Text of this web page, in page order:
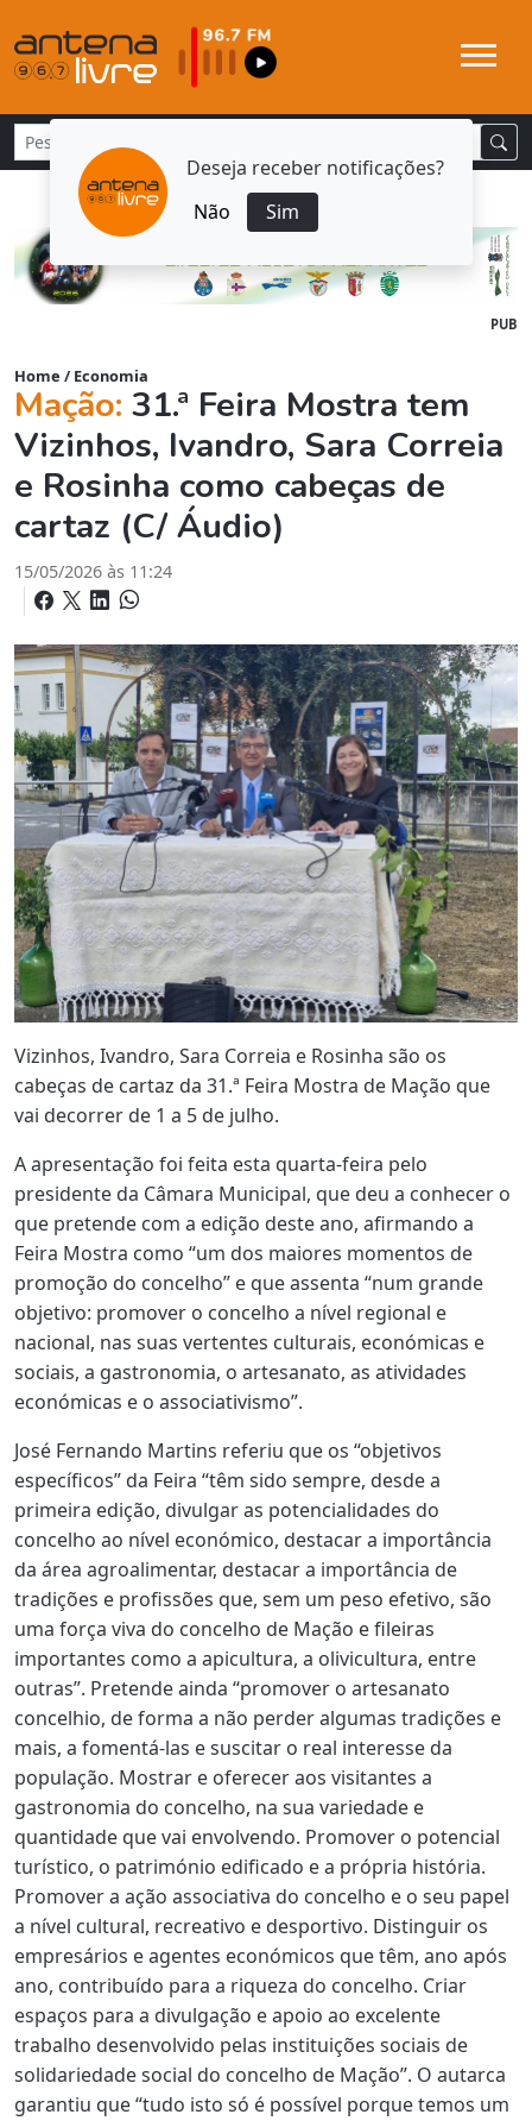
Deseja receber notificações?
Não
Sim
PUB
Home / Economia
Mação: 31.ª Feira Mostra tem
Vizinhos, Ivandro, Sara Correia
e Rosinha como cabeças de
cartaz (C/ Áudio)
15/05/2026 às 11:24
Vizinhos, Ivandro, Sara Correia e Rosinha são os
cabeças de cartaz da 31.ª Feira Mostra de Mação que
vai decorrer de 1 a 5 de julho.
A apresentação foi feita esta quarta-feira pelo
presidente da Câmara Municipal, que deu a conhecer o
que pretende com a edição deste ano, afirmando a
Feira Mostra como “um dos maiores momentos de
promoção do concelho” e que assenta “num grande
objetivo: promover o concelho a nível regional e
nacional, nas suas vertentes culturais, económicas e
sociais, a gastronomia, o artesanato, as atividades
económicas e o associativismo”.
José Fernando Martins referiu que os “objetivos
específicos” da Feira “têm sido sempre, desde a
primeira edição, divulgar as potencialidades do
concelho ao nível económico, destacar a importância
da área agroalimentar, destacar a importância de
tradições e profissões que, sem um peso efetivo, são
uma força viva do concelho de Mação e fileiras
importantes como a apicultura, a olivicultura, entre
outras”. Pretende ainda “promover o artesanato
concelhio, de forma a não perder algumas tradições e
mais, a fomentá-las e suscitar o real interesse da
população. Mostrar e oferecer aos visitantes a
gastronomia do concelho, na sua variedade e
quantidade que vai envolvendo. Promover o potencial
turístico, o património edificado e a própria história.
Promover a ação associativa do concelho e o seu papel
a nível cultural, recreativo e desportivo. Distinguir os
empresários e agentes económicos que têm, ano após
ano, contribuído para a riqueza do concelho. Criar
espaços para a divulgação e apoio ao excelente
trabalho desenvolvido pelas instituições sociais de
solidariedade social do concelho de Mação”. O autarca
garantiu que “tudo isto só é possível porque temos um